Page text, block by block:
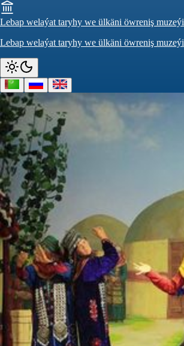
Lebap welaýat taryhy we ülkäni öwreniş muzeýi
Lebap welaýat taryhy we ülkäni öwreniş muzeýi